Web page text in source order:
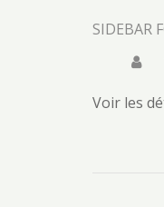
SIDEBAR
Voir les